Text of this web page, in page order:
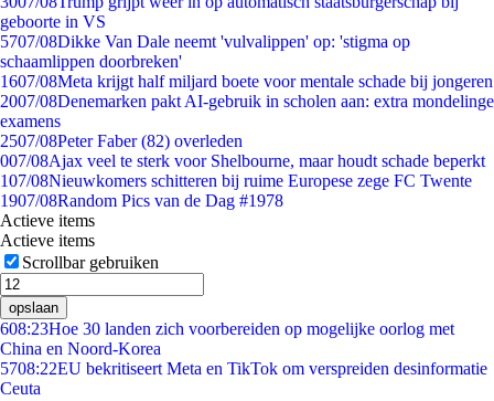
geboorte in VS
5707/08Dikke Van Dale neemt 'vulvalippen' op: 'stigma op
schaamlippen doorbreken'
1607/08Meta krijgt half miljard boete voor mentale schade bij jongeren
2007/08Denemarken pakt AI-gebruik in scholen aan: extra mondelinge
examens
2507/08Peter Faber (82) overleden
007/08Ajax veel te sterk voor Shelbourne, maar houdt schade beperkt
107/08Nieuwkomers schitteren bij ruime Europese zege FC Twente
1907/08Random Pics van de Dag #1978
Actieve items
Actieve items
Scrollbar gebruiken
opslaan
608:23Hoe 30 landen zich voorbereiden op mogelijke oorlog met
China en Noord-Korea
5708:22EU bekritiseert Meta en TikTok om verspreiden desinformatie
Ceuta